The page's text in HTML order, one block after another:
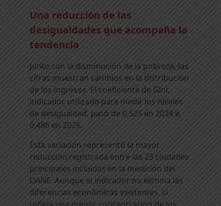
Una reducción de las
desigualdades que acompaña la
tendencia
Junto con la disminución de la pobreza, las
cifras muestran cambios en la distribución
de los ingresos. El coeficiente de Gini,
indicador utilizado para medir los niveles
de desigualdad, pasó de 0,525 en 2024 a
0,486 en 2025.
Esta variación representó la mayor
reducción registrada entre las 23 ciudades
principales incluidas en la medición del
DANE. Aunque el indicador no elimina las
diferencias económicas existentes, sí